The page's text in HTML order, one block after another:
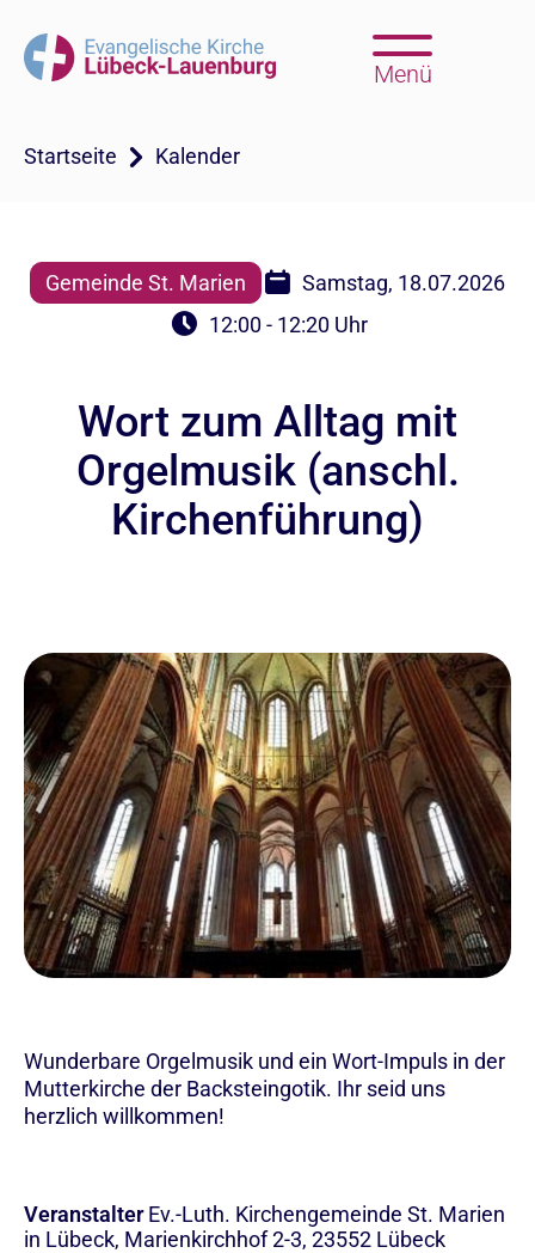
Menü
Startseite Kalender
Gemeinde St. Marien
Samstag, 18.07.2026
12:00 - 12:20 Uhr
Wort zum Alltag mit
Orgelmusik (anschl.
Kirchenführung)
Wunderbare Orgelmusik und ein Wort-Impuls in der
Mutterkirche der Backsteingotik. Ihr seid uns
herzlich willkommen!
Veranstalter Ev.-Luth. Kirchengemeinde St. Marien
in Lübeck, Marienkirchhof 2-3, 23552 Lübeck